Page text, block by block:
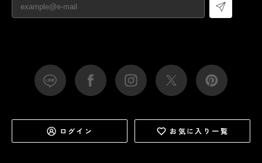
ログイン お気に入り一覧